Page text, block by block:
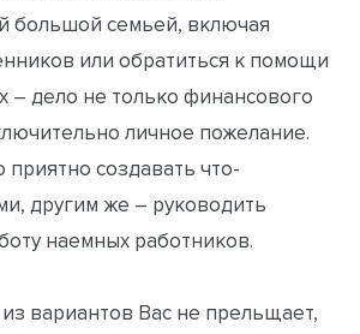
большой семьей, включая
или обратиться к помощи
– дело не только финансового
личное пожелание.
приятно создавать что-
другим же – руководить
наемных работников.
вариантов Вас не прельщает,